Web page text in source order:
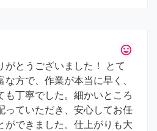
tag_faces
がとうございました！ とて
な方で、作業が本当に早く、
も丁寧でした。細かいところ
っていただき、安心してお任
ができました。仕上がりも大